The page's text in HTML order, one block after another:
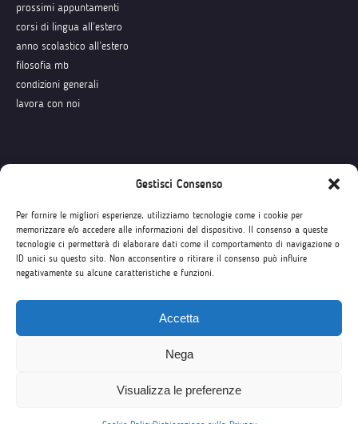
Gestisci Consenso
Per fornire le migliori esperienze, utilizziamo tecnologie come i cookie per
memorizzare e/o accedere alle informazioni del dispositivo. Il consenso a queste
tecnologie ci permetterà di elaborare dati come il comportamento di navigazione o
ID unici su questo sito. Non acconsentire o ritirare il consenso può influire
negativamente su alcune caratteristiche e funzioni.
Accetta
Nega
Visualizza le preferenze
prossimi appuntamenti
corsi di lingua all’estero
anno scolastico all’estero
filosofia mb
condizioni generali
lavora con noi